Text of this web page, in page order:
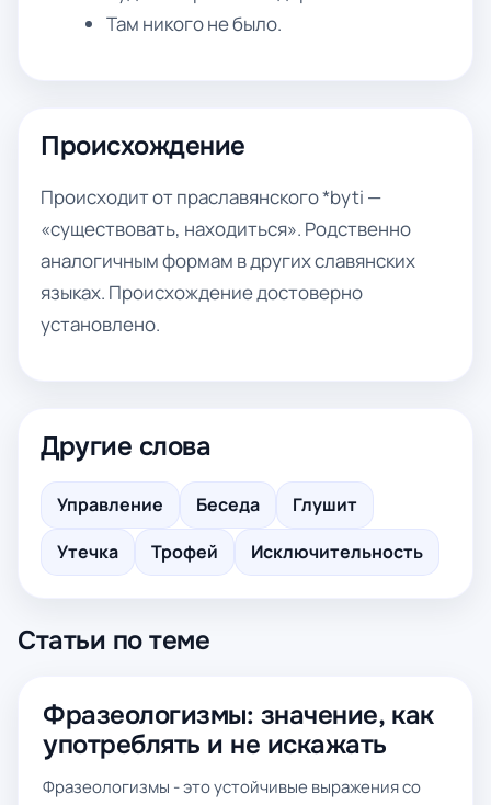
Там никого не было.
Происхождение
Происходит от праславянского *byti —
«существовать, находиться». Родственно
аналогичным формам в других славянских
языках. Происхождение достоверно
установлено.
Другие слова
Управление Беседа
Глушит
Утечка
Трофей Исключительность
Статьи по теме
Фразеологизмы: значение, как
употреблять и не искажать
Фразеологизмы - это устойчивые выражения со